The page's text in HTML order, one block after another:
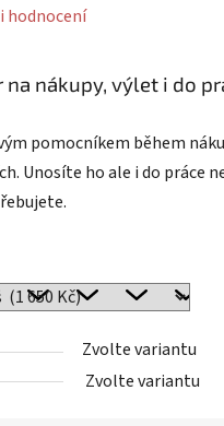
hodnocení
nákupy, výlet i do
pomocníkem během
Unosíte ho ale i do práce
Zvolte variantu
Zvolte variantu